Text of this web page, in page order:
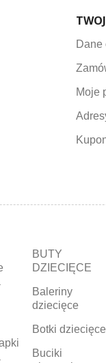
Dane
Moje
BUTY
DZIECIĘCE
Baleriny
dziecięce
Botki dziecięce
Buciki